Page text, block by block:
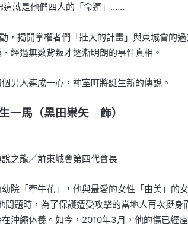
這就是他們四人的「命運」……
，揭開掌權者們「壯大的計畫」與東城會的
經過無數背叛才逐漸明朗的事件真相。
男人連成一心，神室町將誕生新的傳說。
一馬（黒田祟矢 飾）
之龍／前東城會第四代會長
院「牽牛花」，他與最愛的女性「由美」的
題時，為了保護遭受攻擊的當地人再次挺
沖繩休養。如今，2010年3月，他的傷已經